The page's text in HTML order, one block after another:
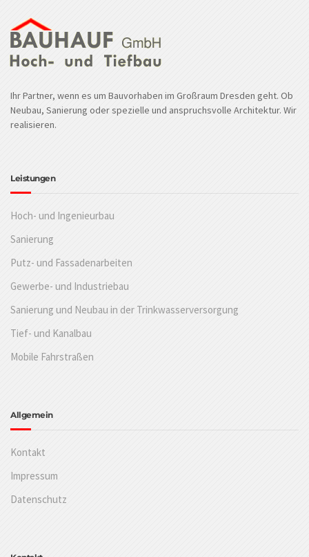
Ihr Partner, wenn es um Bauvorhaben im Großraum Dresden geht. Ob
Neubau, Sanierung oder spezielle und anspruchsvolle Architektur. Wir
realisieren.
Leistungen
Hoch- und Ingenieurbau
Sanierung
Putz- und Fassadenarbeiten
Gewerbe- und Industriebau
Sanierung und Neubau in der Trinkwasserversorgung
Tief- und Kanalbau
Mobile Fahrstraßen
Allgemein
Kontakt
Impressum
Datenschutz